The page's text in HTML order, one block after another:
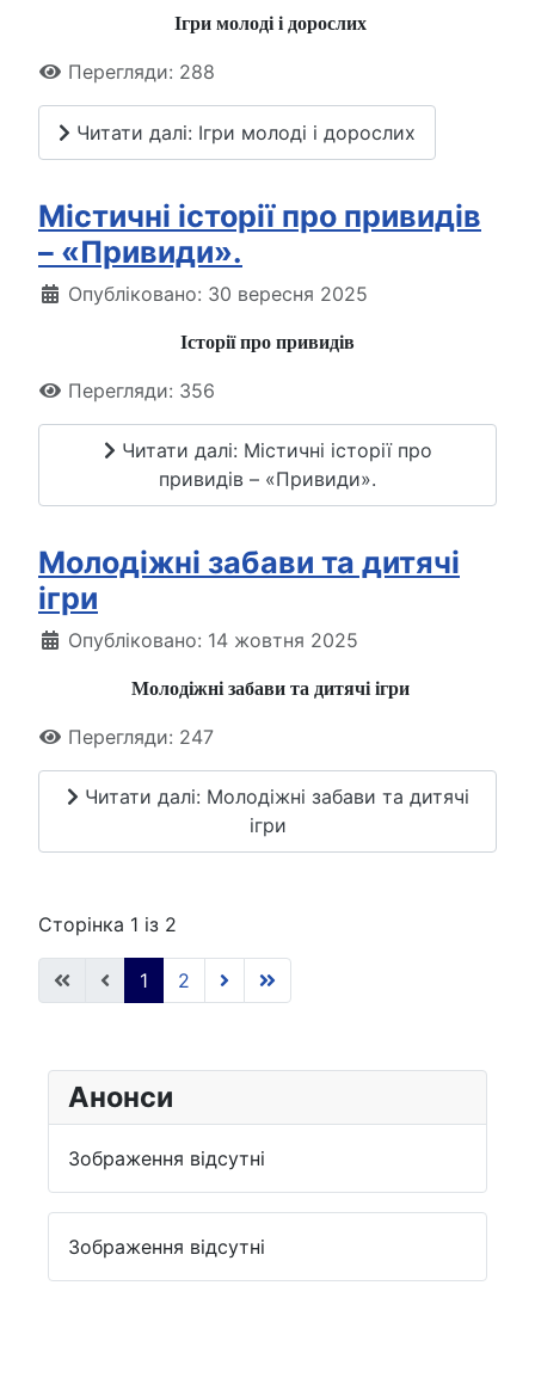
Ігри молоді і дорослих
Перегляди: 288
Читати далі: Ігри молоді і дорослих
Містичні історії про привидів
– «Привиди».
Опубліковано: 30 вересня 2025
Історії про привидів
Перегляди: 356
Читати далі: Містичні історії про
привидів – «Привиди».
Молодіжні забави та дитячі
ігри
Опубліковано: 14 жовтня 2025
Молодіжні забави та дитячі ігри
Перегляди: 247
Читати далі: Молодіжні забави та дитячі
ігри
Сторінка 1 із 2
1 2
Анонси
Зображення відсутні
Зображення відсутні